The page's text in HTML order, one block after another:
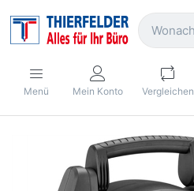
Menü Mein Konto Vergleichen